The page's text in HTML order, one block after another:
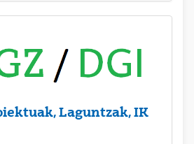
Laguntzak, IK